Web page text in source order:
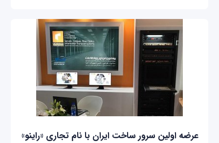
عرضه اولین سرور ساخت ایران با نام تجاری «راینو»